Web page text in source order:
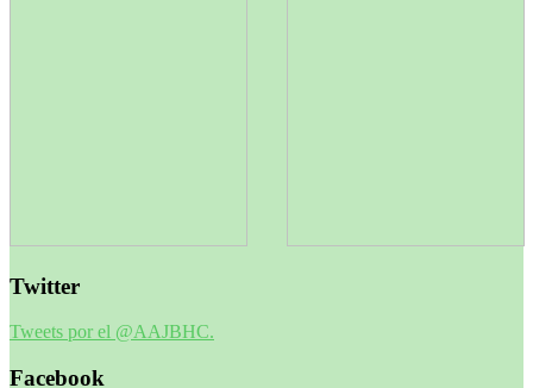
Twitter
Tweets por el @AAJBHC.
Facebook